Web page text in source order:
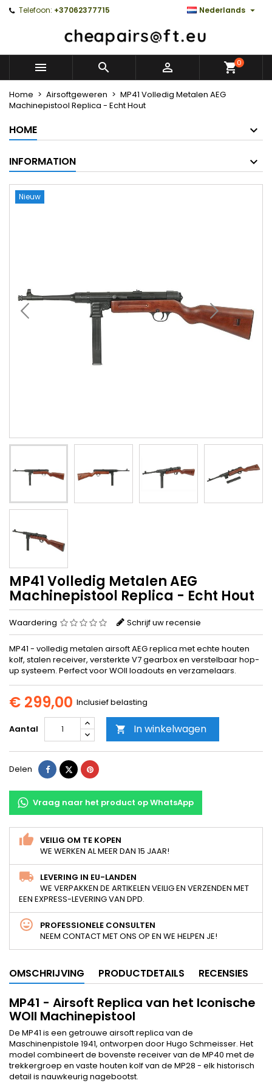
Telefoon: +37062377715 Nederlands 
   0
Home Airsoftgeweren
MP41 Volledig Metalen AEG
Machinepistool Replica - Echt Hout
HOME
INFORMATION
Nieuw
MP41 Volledig Metalen AEG
Machinepistool Replica - Echt Hout
Waardering Schrijf uw recensie
MP41 - volledig metalen airsoft AEG replica met echte houten
kolf, stalen receiver, versterkte V7 gearbox en verstelbaar hop-
up systeem. Perfect voor WOII loadouts en verzamelaars.
€ 299,00 Inclusief belasting
Aantal  In winkelwagen
Delen DelenTweetPinterest
Vraag naar het product op WhatsApp
VEILIG OM TE KOPEN
WE WERKEN AL MEER DAN 15 JAAR!
LEVERING IN EU-LANDEN
WE VERPAKKEN DE ARTIKELEN VEILIG EN VERZENDEN MET
EEN EXPRESS-LEVERING VAN DPD.
PROFESSIONELE CONSULTEN
NEEM CONTACT MET ONS OP EN WE HELPEN JE!
OMSCHRIJVING PRODUCTDETAILS RECENSIES
MP41 - Airsoft Replica van het Iconische
WOII Machinepistool
De MP41 is een getrouwe airsoft replica van de
Maschinenpistole 1941, ontworpen door Hugo Schmeisser. Het
model combineert de bovenste receiver van de MP40 met de
trekkergroep en vaste houten kolf van de MP28 - elk historisch
detail is nauwkeurig nagebootst.